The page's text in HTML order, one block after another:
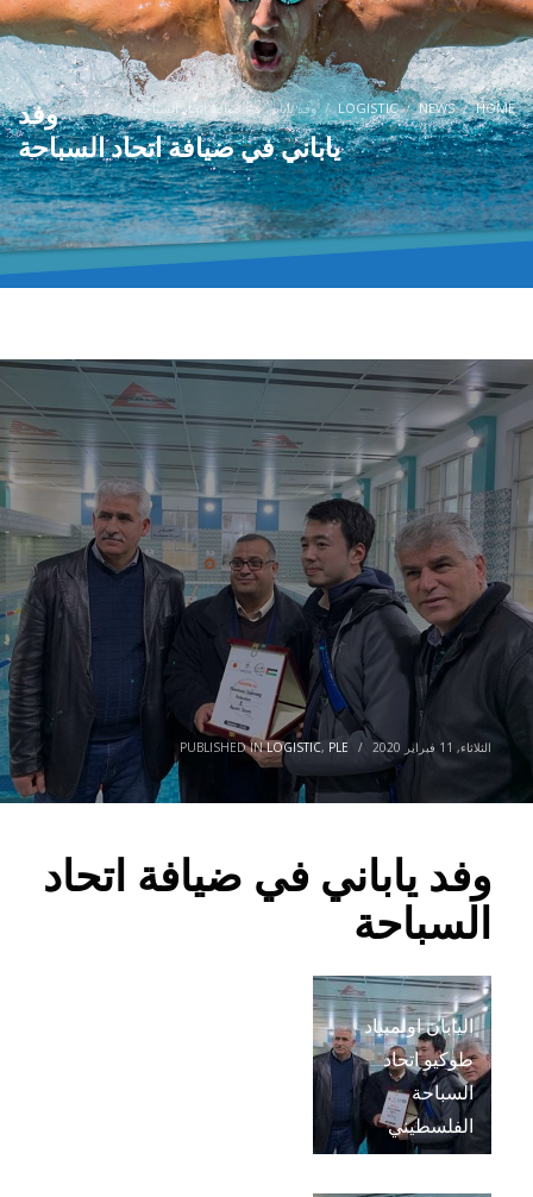
HOME
NEWS
LOGISTIC وفد ياباني في ضيافة اتحاد السباحة
وفد
ياباني في ضيافة اتحاد السباحة
الثلاثاء, 11 فبراير 2020 /
PUBLISHED INLOGISTIC, PLE
وفد ياباني في ضيافة اتحاد
السباحة
اليابان اولمبياد
طوكيو اتحاد
السباحة
الفلسطيني